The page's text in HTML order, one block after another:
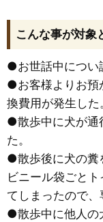
こんな事が対象
●お世話中につい
●お客様よりお預
換費用が発生した
●散歩中に犬が通
た。
●散歩後に犬の糞
ビニール袋ごと
てしまったので、
●散歩中に他人の